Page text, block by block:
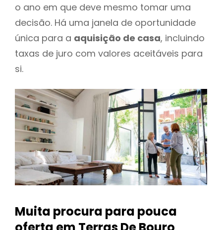
o ano em que deve mesmo tomar uma
decisão. Há uma janela de oportunidade
única para a aquisição de casa, incluindo
taxas de juro com valores aceitáveis para
si.
Muita procura para pouca